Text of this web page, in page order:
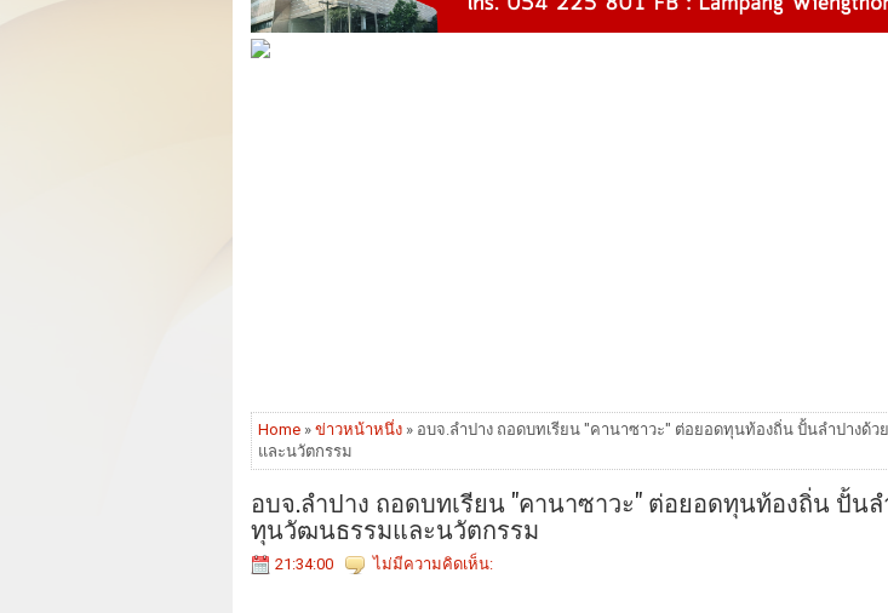
Home » ข่าวหน้าหนึ่ง » อบจ.ลำปาง ถอดบทเรียน "คานาซาวะ" ต่อยอดทุนท้องถิ่น ปั้นลำปางด้
และนวัตกรรม
อบจ.ลำปาง ถอดบทเรียน "คานาซาวะ" ต่อยอดทุนท้องถิ่น ปั้นล
ทุนวัฒนธรรมและนวัตกรรม
21:34:00 ไม่มีความคิดเห็น: